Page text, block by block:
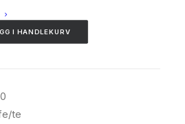
I HANDLEKURV
te